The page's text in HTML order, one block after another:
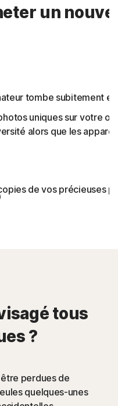
un
tombe subitement
uniques sur votre
alors que les
de vos précieuses
tous
?
perdues de
quelques-unes